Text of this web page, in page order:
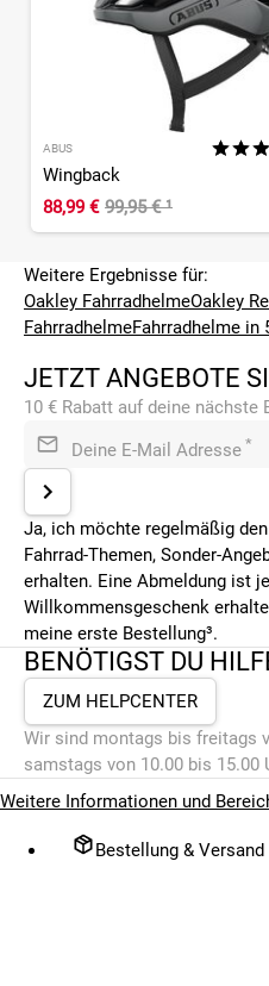
ABUS
Wingback
88,99 € 99,95 €¹
Weitere Ergebnisse für:
Oakley FahrradhelmeOakley
FahrradhelmeFahrradhelme in
JETZT ANGEBOTE
10 € Rabatt auf deine nächste
Deine E-Mail Adresse *
Ja, ich möchte regelmäßig
Fahrrad-Themen, Sonder-
erhalten. Eine Abmeldung ist
Willkommensgeschenk
meine erste Bestellung³.
BENÖTIGST DU
ZUM HELPCENTER
Wir sind montags bis freitags
samstags von 10.00 bis 15.00
Weitere Informationen und
Bestellung & Versand